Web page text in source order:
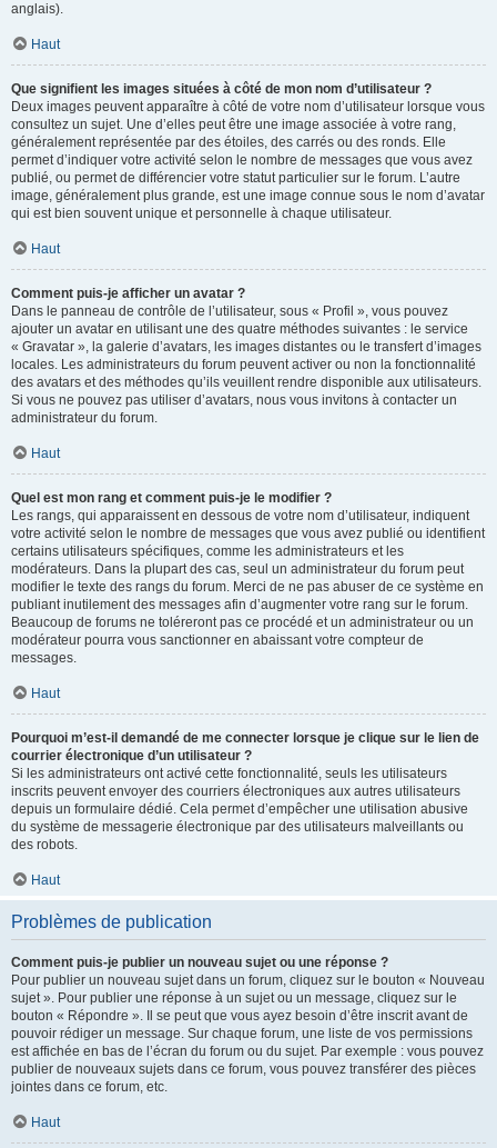
anglais).
Haut
Que signifient les images situées à côté de mon nom d’utilisateur ?
Deux images peuvent apparaître à côté de votre nom d’utilisateur lorsque vous
consultez un sujet. Une d’elles peut être une image associée à votre rang,
généralement représentée par des étoiles, des carrés ou des ronds. Elle
permet d’indiquer votre activité selon le nombre de messages que vous avez
publié, ou permet de différencier votre statut particulier sur le forum. L’autre
image, généralement plus grande, est une image connue sous le nom d’avatar
qui est bien souvent unique et personnelle à chaque utilisateur.
Haut
Comment puis-je afficher un avatar ?
Dans le panneau de contrôle de l’utilisateur, sous « Profil », vous pouvez
ajouter un avatar en utilisant une des quatre méthodes suivantes : le service
« Gravatar », la galerie d’avatars, les images distantes ou le transfert d’images
locales. Les administrateurs du forum peuvent activer ou non la fonctionnalité
des avatars et des méthodes qu’ils veuillent rendre disponible aux utilisateurs.
Si vous ne pouvez pas utiliser d’avatars, nous vous invitons à contacter un
administrateur du forum.
Haut
Quel est mon rang et comment puis-je le modifier ?
Les rangs, qui apparaissent en dessous de votre nom d’utilisateur, indiquent
votre activité selon le nombre de messages que vous avez publié ou identifient
certains utilisateurs spécifiques, comme les administrateurs et les
modérateurs. Dans la plupart des cas, seul un administrateur du forum peut
modifier le texte des rangs du forum. Merci de ne pas abuser de ce système en
publiant inutilement des messages afin d’augmenter votre rang sur le forum.
Beaucoup de forums ne toléreront pas ce procédé et un administrateur ou un
modérateur pourra vous sanctionner en abaissant votre compteur de
messages.
Haut
Pourquoi m’est-il demandé de me connecter lorsque je clique sur le lien de
courrier électronique d’un utilisateur ?
Si les administrateurs ont activé cette fonctionnalité, seuls les utilisateurs
inscrits peuvent envoyer des courriers électroniques aux autres utilisateurs
depuis un formulaire dédié. Cela permet d’empêcher une utilisation abusive
du système de messagerie électronique par des utilisateurs malveillants ou
des robots.
Haut
Problèmes de publication
Comment puis-je publier un nouveau sujet ou une réponse ?
Pour publier un nouveau sujet dans un forum, cliquez sur le bouton « Nouveau
sujet ». Pour publier une réponse à un sujet ou un message, cliquez sur le
bouton « Répondre ». Il se peut que vous ayez besoin d’être inscrit avant de
pouvoir rédiger un message. Sur chaque forum, une liste de vos permissions
est affichée en bas de l’écran du forum ou du sujet. Par exemple : vous pouvez
publier de nouveaux sujets dans ce forum, vous pouvez transférer des pièces
jointes dans ce forum, etc.
Haut